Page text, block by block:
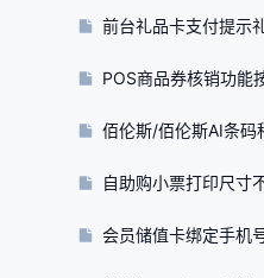
前台礼品卡支付提示
POS商品券核销功能
佰伦斯/佰伦斯AI条码
自助购小票打印尺寸
会员储值卡绑定手机